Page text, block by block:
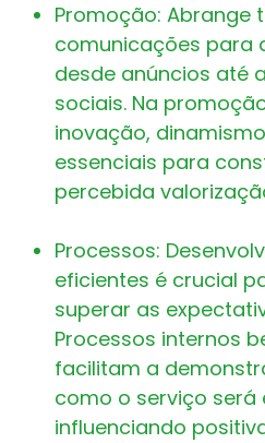
Promoção: Abrange
comunicações para
desde anúncios até
sociais. Na
inovação,
essenciais para
percebida
Processos:
eficientes é crucial
superar as
Processos internos
facilitam a
como o serviço será
influenciando